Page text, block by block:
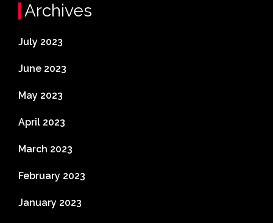
Archives
July 2023
June 2023
May 2023
April 2023
March 2023
February 2023
January 2023